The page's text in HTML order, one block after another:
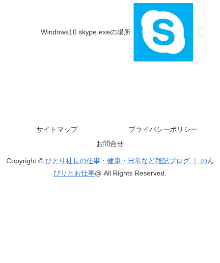
Windows10 skype.exeの場所
サイトマップ
プライバシーポリシー
お問合せ
Copyright © ひとり社長の仕事・健康・日常など雑記ブログ ｜ のん
びりとお仕事@ All Rights Reserved.